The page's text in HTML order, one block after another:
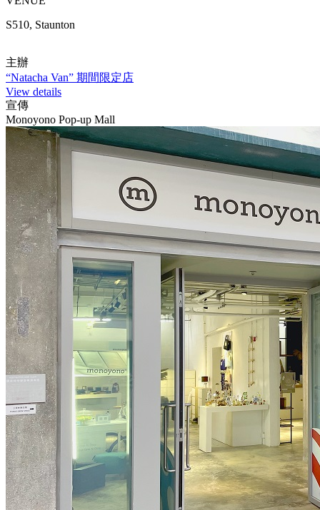
S510, Staunton
主辦
“Natacha Van” 期間限定店
View details
宣傳
Monoyono Pop-up Mall